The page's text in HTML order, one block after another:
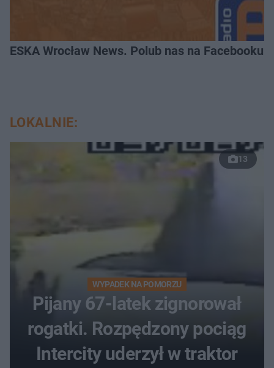
ESKA Wrocław News. Polub nas na Facebooku!
LOKALNIE:
13
WYPADEK NA POMORZU
Pijany 67-latek zignorował
rogatki. Rozpędzony pociąg
Intercity uderzył w traktor